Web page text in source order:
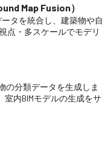
Map Fusion）
タを統合し、建築物や自
点・多スケールでモデリ
の分類データを生成しま
室内BIMモデルの生成をサ